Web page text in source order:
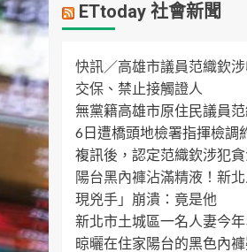
ETtoday 社會新聞
快訊／高雄市議員范織欽
交保、禁止接觸證人
無黨籍高雄市原住民議員
6日遭橋頭地檢署指揮檢調
複訊後，認定范織欽涉犯
陽台黑內褲沾滿精液！新
現兇手」崩潰：竟是他
新北市土城區一名人妻今
晾曬在住家陽台的黑色內